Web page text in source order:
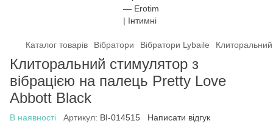
Каталог товарів Вібратори Вібратори Lybaile
Клиторальний стимулятор з
вібрацією на палець Pretty Love
Abbott Black
В наявності Артикул: BI-014515 Написати відгук